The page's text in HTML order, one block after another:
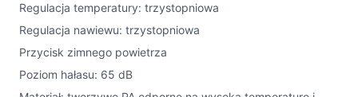
Regulacja temperatury: trzystopniowa
Regulacja nawiewu: trzystopniowa
Przycisk zimnego powietrza
Poziom hałasu: 65 dB